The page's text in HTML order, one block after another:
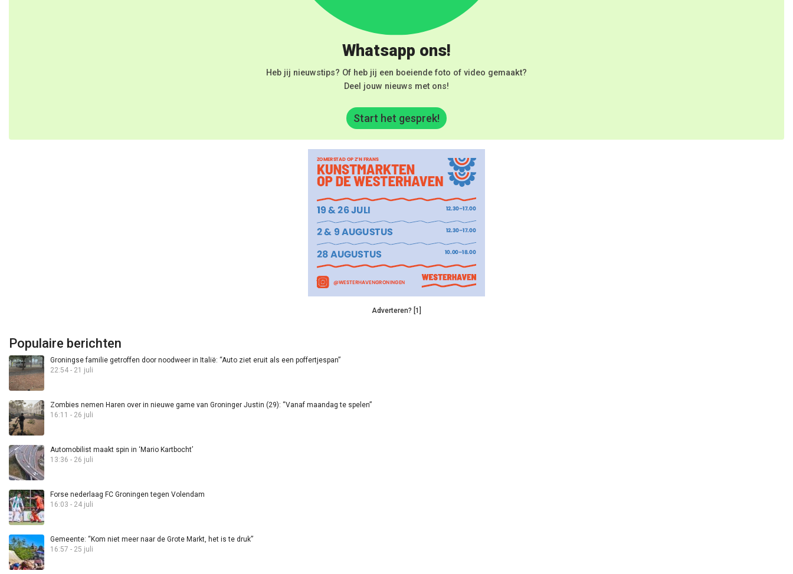
Whatsapp ons!
Heb jij nieuwstips? Of heb jij een boeiende foto of video gemaakt?
Deel jouw nieuws met ons!
Start het gesprek!
Adverteren? [1]
Populaire berichten
Groningse familie getroffen door noodweer in Italië: “Auto ziet eruit als een poffertjespan”
22:54 - 21 juli
Zombies nemen Haren over in nieuwe game van Groninger Justin (29): “Vanaf maandag te spelen”
16:11 - 26 juli
Automobilist maakt spin in ‘Mario Kartbocht’
13:36 - 26 juli
Forse nederlaag FC Groningen tegen Volendam
16:03 - 24 juli
Gemeente: “Kom niet meer naar de Grote Markt, het is te druk”
16:57 - 25 juli